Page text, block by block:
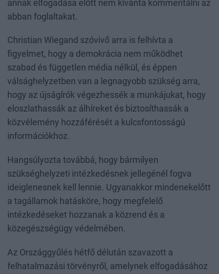
annak elfogadása előtt nem kívánta kommentálni az
abban foglaltakat.
Christian Wiegand szóvivő arra is felhívta a
figyelmet, hogy a demokrácia nem működhet
szabad és független média nélkül, és éppen
válsághelyzetben van a legnagyobb szükség arra,
hogy az újságírók végezhessék a munkájukat, hogy
eloszlathassák az álhíreket és biztosíthassák a
közvélemény hozzáférését a kulcsfontosságú
információkhoz.
Hangsúlyozta továbbá, hogy bármilyen
szükséghelyzeti intézkedésnek jellegénél fogva
ideiglenesnek kell lennie. Ugyanakkor mindenekelőtt
a tagállamok hatásköre, hogy megfelelő
intézkedéseket hozzanak a közrend és a
közegészségügy védelmében.
Az Országgyűlés hétfő délután szavazott a
felhatalmazási törvényről, amelynek elfogadásához